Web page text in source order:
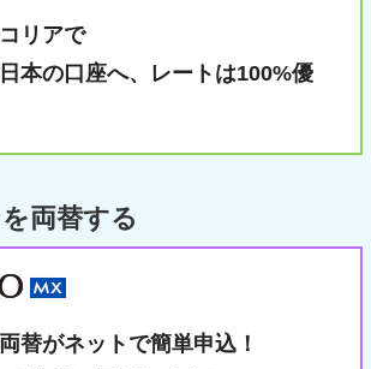
リアで
本の口座へ、
レートは100%優
両替する
替がネットで簡単申込！